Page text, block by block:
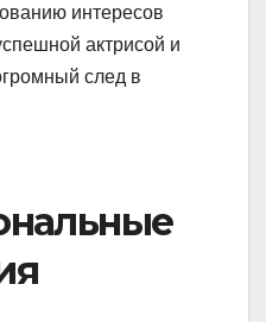
интересов
актрисой и
след в